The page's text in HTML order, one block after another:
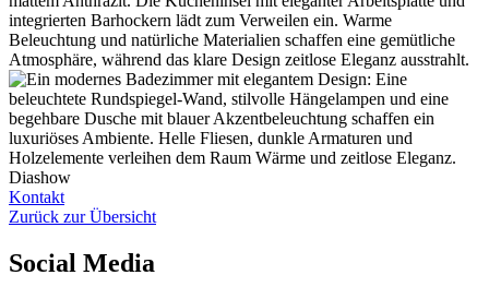
Diashow
Kontakt
Zurück zur Übersicht
Social Media